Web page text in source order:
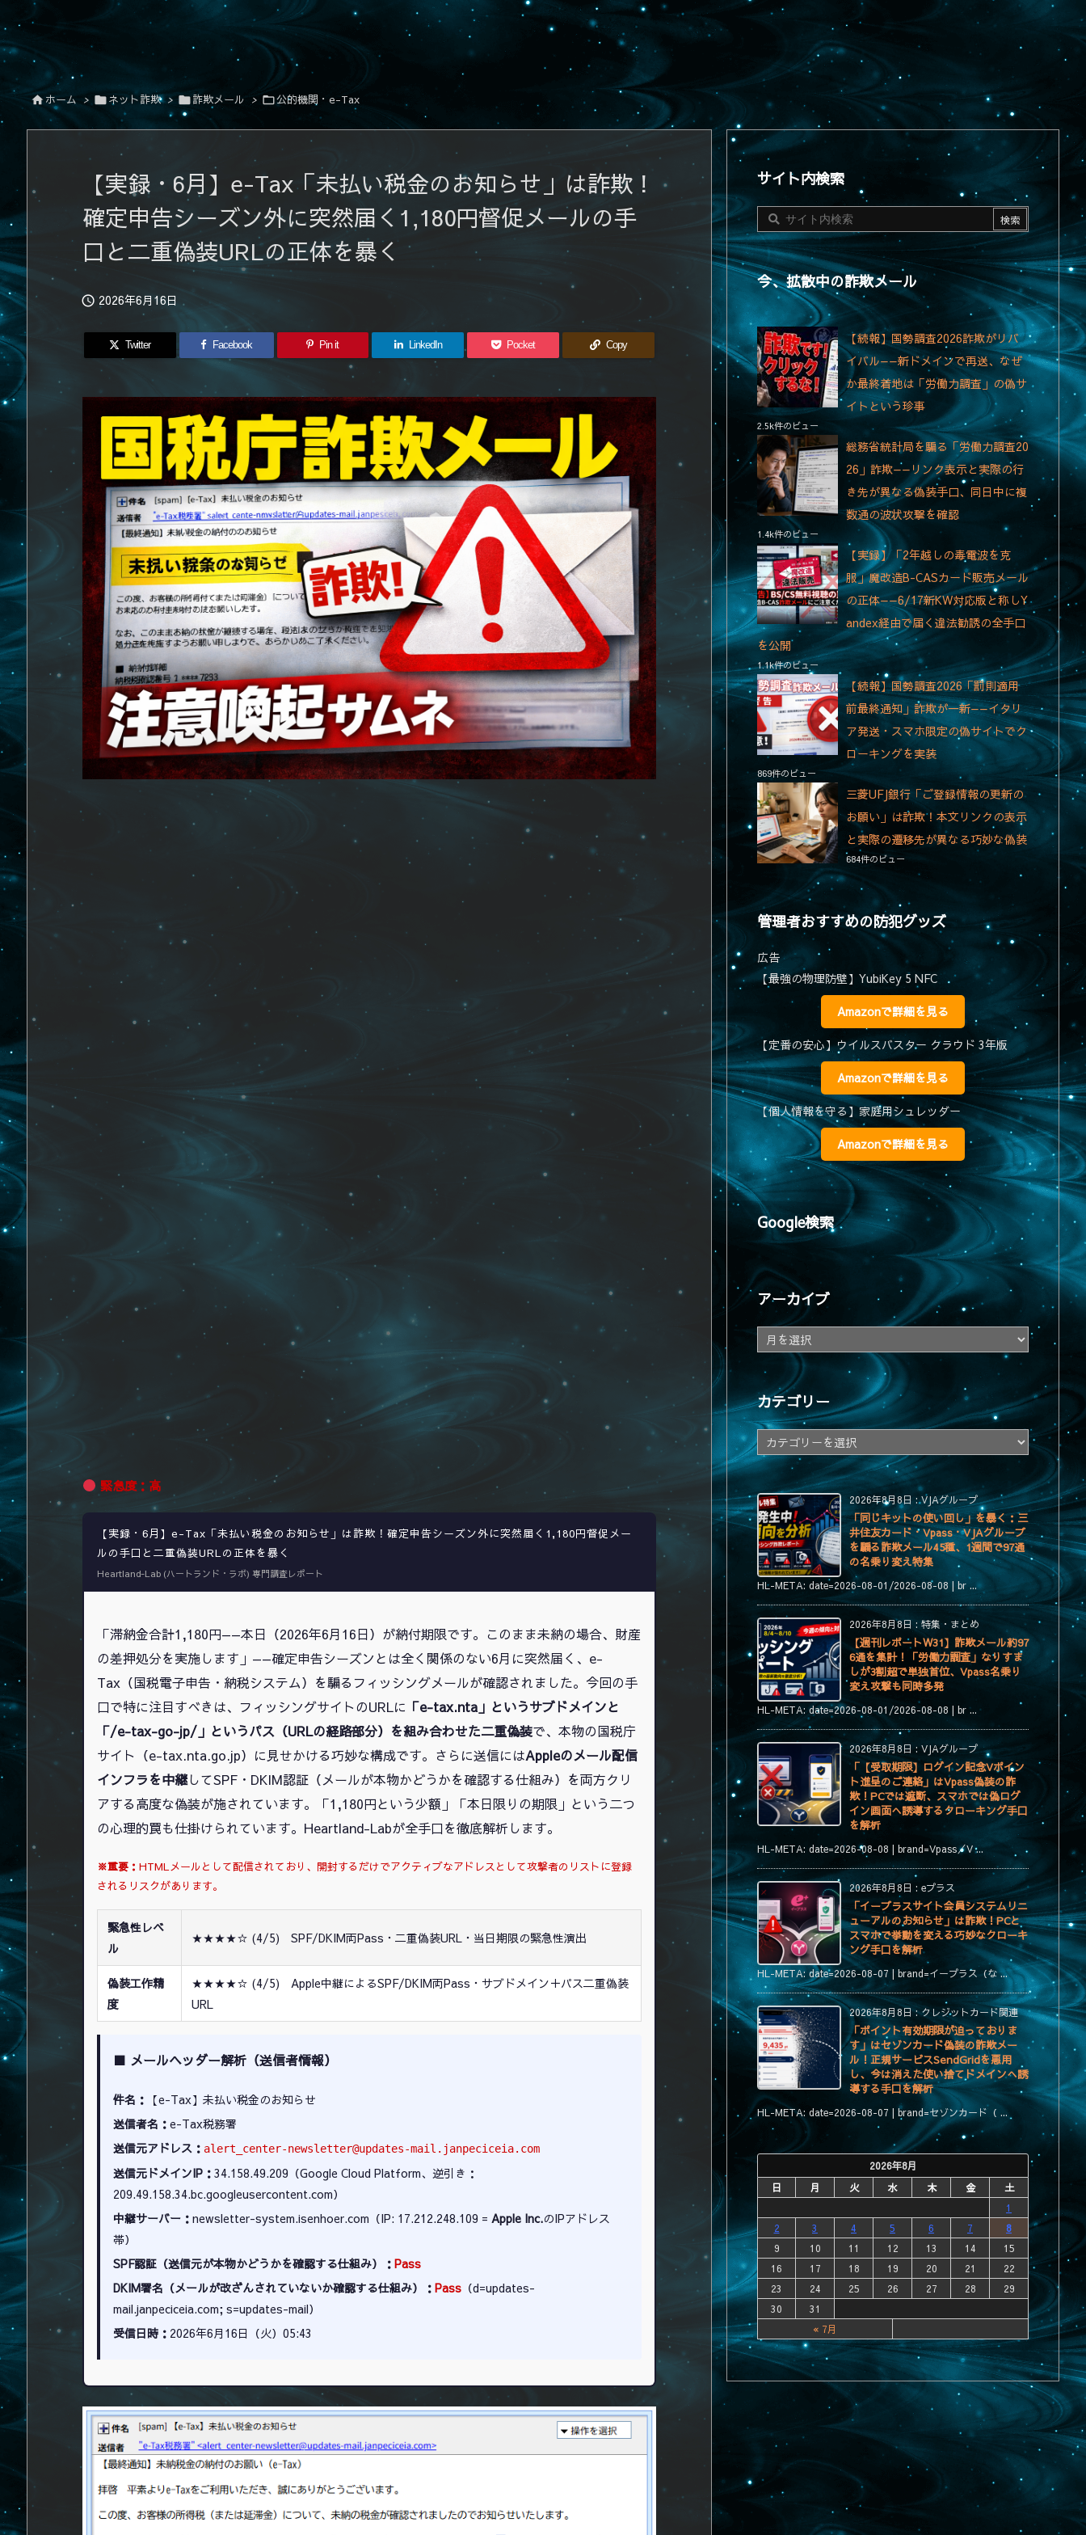
 ホーム > ネット詐欺 > 詐欺メール > 公的機関・e-Tax
【実録・6月】e-Tax「未払い税金のお知らせ」は詐欺！
確定申告シーズン外に突然届く1,180円督促メールの手
口と二重偽装URLの正体を暴く
 2026年6月16日
Twitter Facebook Pin it LinkedIn Pocket Copy
緊急度：高
【実録・6月】e-Tax「未払い税金のお知らせ」は詐欺！確定申告シーズン外に突然届く1,180円督促メー
ルの手口と二重偽装URLの正体を暴く
Heartland-Lab (ハートランド・ラボ) 専門調査レポート
「滞納金合計1,180円——本日（2026年6月16日）が納付期限です。このまま未納の場合、財産
の差押処分を実施します」——確定申告シーズンとは全く関係のない6月に突然届く、e-
Tax（国税電子申告・納税システム）を騙るフィッシングメールが確認されました。今回の手
口で特に注目すべきは、フィッシングサイトのURLに 「e-tax.nta」というサブドメインと
「/e-tax-go-jp/」というパス（URLの経路部分）を組み合わせた二重偽装で、本物の国税庁
サイト（e-tax.nta.go.jp）に見せかける巧妙な構成です。さらに送信にはAppleのメール配信
インフラを中継してSPF・DKIM認証（メールが本物かどうかを確認する仕組み）を両方クリ
アする高度な偽装が施されています。「1,180円という少額」「本日限りの期限」という二つ
の心理的罠も仕掛けられています。Heartland-Labが全手口を徹底解析します。
※重要： HTMLメールとして配信されており、開封するだけでアクティブなアドレスとして攻撃者のリストに登録
されるリスクがあります。
緊急性レベ
ル
★★★★☆ (4/5) SPF/DKIM両Pass・二重偽装URL・当日期限の緊急性演出
偽装工作精
度
★★★★☆ (4/5) Apple中継によるSPF/DKIM両Pass・サブドメイン＋パス二重偽装
URL
■ メールヘッダー解析（送信者情報）
件名： 【e-Tax】未払い税金のお知らせ
送信者名： e-Tax税務署
送信元アドレス： alert_center-newsletter@updates-mail.janpeciceia.com
送信元ドメインIP： 34.158.49.209（Google Cloud Platform、逆引き：
209.49.158.34.bc.googleusercontent.com）
中継サーバー： newsletter-system.isenhoer.com（IP: 17.212.248.109 = Apple Inc.のIPアドレス
帯）
SPF認証（送信元が本物かどうかを確認する仕組み）： Pass
DKIM署名（メールが改ざんされていないか確認する仕組み）： Pass （d=updates-
mail.janpeciceia.com; s=updates-mail）
受信日時： 2026年6月16日（火）05:43
サイト内検索
今、拡散中の詐欺メール
【続報】国勢調査2026詐欺がリバ
イバル——新ドメインで再送、なぜ
か最終着地は「労働力調査」の偽サ
イトという珍事
2.5k件のビュー
総務省統計局を騙る「労働力調査20
26」詐欺——リンク表示と実際の行
き先が異なる偽装手口、同日中に複
数通の波状攻撃を確認
1.4k件のビュー
【実録】「2年越しの毒電波を克
服」魔改造B-CASカード販売メール
の正体——6/17新KW対応版と称しY
andex経由で届く違法勧誘の全手口
を公開
1.1k件のビュー
【続報】国勢調査2026「罰則適用
前最終通知」詐欺が一新——イタリ
ア発送・スマホ限定の偽サイトでク
ローキングを実装
869件のビュー
三菱UFJ銀行「ご登録情報の更新の
お願い」は詐欺！本文リンクの表示
と実際の遷移先が異なる巧妙な偽装
684件のビュー
管理者おすすめの防犯グッズ
広告
【最強の物理防壁】YubiKey 5 NFC
Amazonで詳細を見る
【定番の安心】ウイルスバスター クラウド 3年版
Amazonで詳細を見る
【個人情報を守る】家庭用シュレッダー
Amazonで詳細を見る
Google検索
アーカイブ
ー
カ
イ
ブ
カテゴリー
カ
テ
ゴ
ー
2026年8月8日:VJAグループ
「同じキットの使い回し」を暴く：三
井住友カード・Vpass・VJAグループ
を騙る詐欺メール45種、1週間で97通
の名乗り変え特集
HL-META: date=2026-08-01/2026-08-08 | br ...
2026年8月8日 : 特集・まとめ
【週刊レポートW31】詐欺メール約97
6通を集計！「労働力調査」なりすま
しが3割超で単独首位、Vpass名乗り
変え攻撃も同時多発
HL-META: date=2026-08-01/2026-08-08 | br ...
2026年8月8日 : VJAグループ
「【受取期限】ログイン記念Vポイン
ト進呈のご連絡」はVpass偽装の詐
欺！PCでは遮断、スマホでは偽ログ
イン画面へ誘導するクローキング手口
を解析
HL-META: date=2026-08-08 | brand=Vpass／V ...
2026年8月8日 : eプラス
「イープラスサイト会員システムリニ
ューアルのお知らせ」は詐欺！PCと
スマホで挙動を変える巧妙なクローキ
ング手口を解析
HL-META: date=2026-08-07 | brand=イープラス（な ...
2026年8月8日:クレジットカード関連
「ポイント有効期限が迫っておりま
す」はセゾンカード偽装の詐欺メー
ル！正規サービスSendGridを悪用
し、今は消えた使い捨てドメインへ誘
導する手口を解析
HL-META: date=2026-08-07 | brand=セゾンカード（ ...
2026年8月
日
月 火 水 木 金
土
1
2
3 4 5 6 7
8
9
10 11 12 13 14
15
16
17 18 19 20 21
22
23
24 25 26 27 28
29
30
31
« 7月